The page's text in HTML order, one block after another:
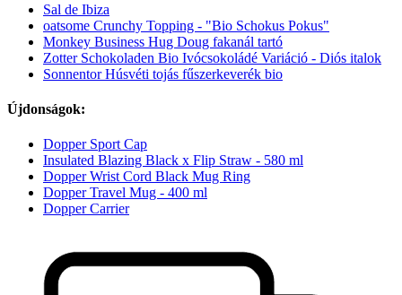
Sal de Ibiza
oatsome Crunchy Topping - "Bio Schokus Pokus"
Monkey Business Hug Doug fakanál tartó
Zotter Schokoladen Bio Ivócsokoládé Variáció - Diós italok
Sonnentor Húsvéti tojás fűszerkeverék bio
Újdonságok:
Dopper Sport Cap
Insulated Blazing Black x Flip Straw - 580 ml
Dopper Wrist Cord Black Mug Ring
Dopper Travel Mug - 400 ml
Dopper Carrier